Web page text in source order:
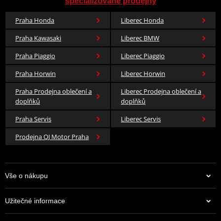
Praha Honda
Liberec Honda
Praha Kawasaki
Liberec BMW
Praha Piaggio
Liberec Piaggio
Praha Horwin
Liberec Horwin
Praha Prodejna oblečení a
doplňků
Liberec Prodejna oblečení a
doplňků
Praha Servis
Liberec Servis
Prodejna QJ Motor Praha
Vše o nákupu
Užitečné informace